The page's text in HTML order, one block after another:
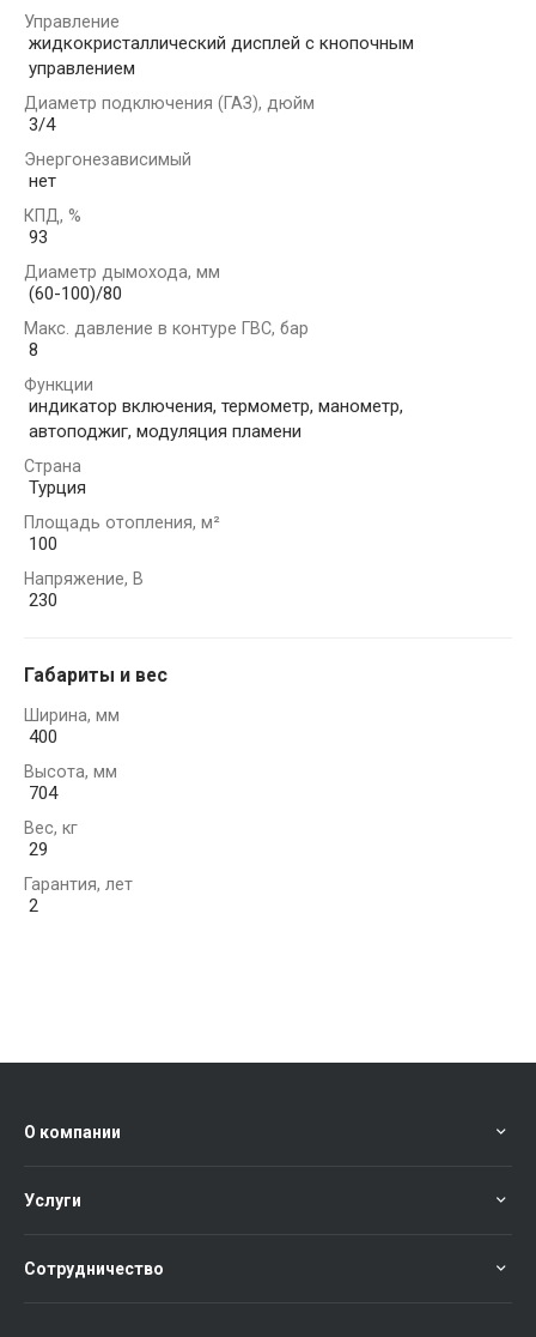
Управление
жидкокристаллический дисплей с кнопочным
управлением
Диаметр подключения (ГАЗ), дюйм
3/4
Энергонезависимый
нет
КПД, %
93
Диаметр дымохода, мм
(60-100)/80
Макс. давление в контуре ГВС, бар
8
Функции
индикатор включения, термометр, манометр,
автоподжиг, модуляция пламени
Страна
Турция
Площадь отопления, м²
100
Напряжение, В
230
Габариты и вес
Ширина, мм
400
Высота, мм
704
Вес, кг
29
Гарантия, лет
2
О компании
Услуги
Сотрудничество